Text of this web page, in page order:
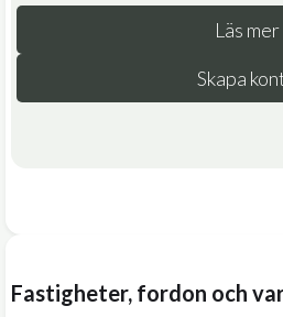
Läs mer
Skapa
Fastigheter, fordon och